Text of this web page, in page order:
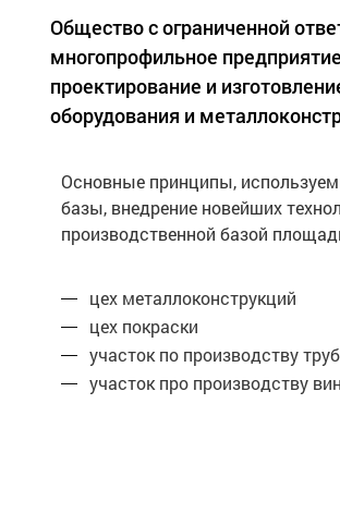
Общество с ограниченной
многопрофильное
проектирование и
оборудования и
Основные принципы,
базы, внедрение новейших
производственной базой
цех металлоконструкций
цех покраски
участок по производству
участок про производству